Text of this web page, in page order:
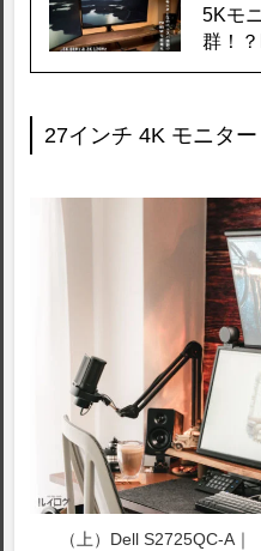
5Kモ
群！
27インチ 4K モニタ
（上）Dell S2725QC-A